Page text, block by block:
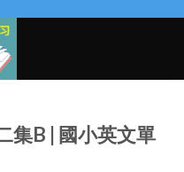
集B | 國小英文單